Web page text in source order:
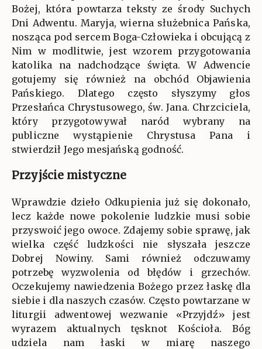
Bożej, która powtarza teksty ze środy Suchych
Dni Adwentu. Maryja, wierna służebnica Pańska,
nosząca pod sercem Boga-Człowieka i obcującą z
Nim w modlitwie, jest wzorem przygotowania
katolika na nadchodzące święta. W Adwencie
gotujemy się również na obchód Objawienia
Pańskiego. Dlatego często słyszymy głos
Przesłańca Chrystusowego, św. Jana. Chrzciciela,
który przygotowywał naród wybrany na
publiczne wystąpienie Chrystusa Pana i
stwierdził Jego mesjańską godność.
Przyjście mistyczne
Wprawdzie dzieło Odkupienia już się dokonało,
lecz każde nowe pokolenie ludzkie musi sobie
przyswoić jego owoce. Zdajemy sobie sprawę, jak
wielka część ludzkości nie słyszała jeszcze
Dobrej Nowiny. Sami również odczuwamy
potrzebę wyzwolenia od błędów i grzechów.
Oczekujemy nawiedzenia Bożego przez łaskę dla
siebie i dla naszych czasów. Często powtarzane w
liturgii adwentowej wezwanie «Przyjdź» jest
wyrazem aktualnych tęsknot Kościoła. Bóg
udziela nam łaski w miarę naszego